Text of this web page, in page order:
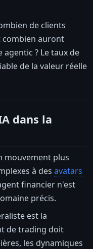
de clients
combien auront
? Le taux de
de la valeur réelle
dans la
mouvement plus
à des avatars
financier n'est
précis.
est la
de trading doit
les dynamiques